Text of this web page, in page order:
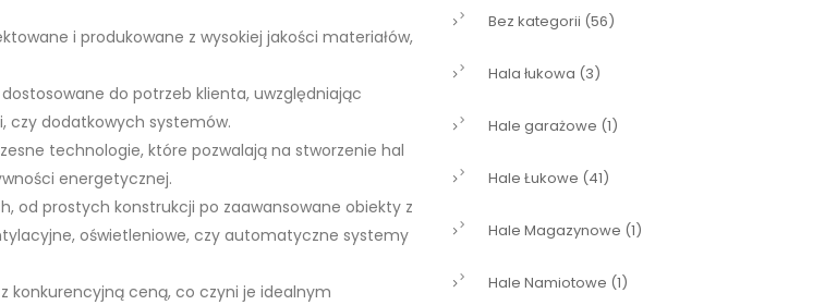
i produkowane z wysokiej jakości materiałów,
do potrzeb klienta, uwzględniając
czy dodatkowych systemów.
technologie, które pozwalają na stworzenie hal
energetycznej.
od prostych konstrukcji po zaawansowane obiekty z
oświetleniowe, czy automatyczne systemy
konkurencyjną ceną, co czyni je idealnym
Bez kategorii (56)
Hala łukowa (3)
Hale garażowe (1)
Hale Łukowe (41)
Hale Magazynowe (1)
Hale Namiotowe (1)